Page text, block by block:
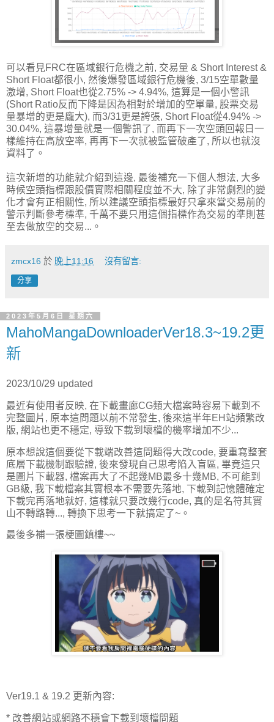
可以看見FRC在區域銀行危機之前, 交易量 & Short Interest &
Short Float都很小, 然後爆發區域銀行危機後, 3/15空單數量
激增, Short Float也從2.75% -> 4.94%, 這算是一個小警訊
(Short Ratio反而下降是因為相對於增加的空單量, 股票交易
量暴增的更是龐大), 而3/31更是誇張, Short Float從4.94% ->
30.04%, 這暴增量就是一個警訊了, 而再下一次空頭回報日一
樣維持在高放空率, 再再下一次就被監管破產了, 所以也就沒
資料了。
這次新增的功能就介紹到這邊, 最後補充一下個人想法, 大多
時候空頭指標跟股價實際相關程度並不大, 除了非常劇烈的變
化才會有正相關性, 所以建議空頭指標最好只拿來當交易前的
警示判斷參考標準, 千萬不要只用這個指標作為交易的準則甚
至去做放空的交易...。
zmcx16 於 晚上11:16 沒有留言:
分享
2023年5月6日 星期六
MahoMangaDownloaderVer18.3~19.2更
新
2023/10/29 updated
最近有使用者反映, 在下載畫廊CG類大檔案時容易下載到不
完整圖片, 原本這問題以前不常發生, 後來這半年EH站頻繁改
版, 網站也更不穩定, 導致下載到壞檔的機率增加不少...
原本想說這個要從下載端改善這問題得大改code, 要重寫整套
底層下載機制跟驗證, 後來發現自己思考陷入盲區, 畢竟這只
是圖片下載器, 檔案再大了不起幾MB最多十幾MB, 不可能到
GB級, 我下載檔案其實根本不需要先落地, 下載到記憶體確定
下載完再落地就好, 這樣就只要改幾行code, 真的是名符其實
山不轉路轉..., 轉換下思考一下就搞定了~。
最後多補一張梗圖鎮樓~~
Ver19.1 & 19.2 更新內容:
* 改善網站或網路不穩會下載到壞檔問題